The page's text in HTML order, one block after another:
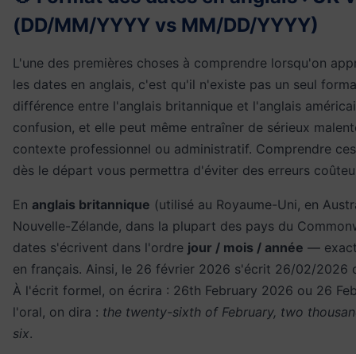
(DD/MM/YYYY vs MM/DD/YYYY)
L'une des premières choses à comprendre lorsqu'on
les dates en anglais, c'est qu'il n'existe pas un seul
différence entre l'anglais britannique et l'anglais
confusion, et elle peut même entraîner de sérieux
contexte professionnel ou administratif. Comprendre
dès le départ vous permettra d'éviter des erreurs
En anglais britannique (utilisé au Royaume-Uni, en
Nouvelle-Zélande, dans la plupart des pays du
dates s'écrivent dans l'ordre jour / mois / année —
en français. Ainsi, le 26 février 2026 s'écrit 26/02/2026
À l'écrit formel, on écrira : 26th February 2026 ou 26
l'oral, on dira : the twenty-sixth of February, two
six.